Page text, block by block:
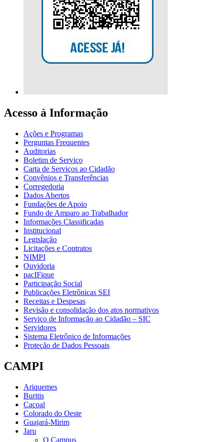
Acesso à Informação
Ações e Programas
Perguntas Frequentes
Auditorias
Boletim de Serviço
Carta de Serviços ao Cidadão
Convênios e Transferências
Corregedoria
Dados Abertos
Fundações de Apoio
Fundo de Amparo ao Trabalhador
Informações Classificadas
Institucional
Legislação
Licitações e Contratos
NIMPI
Ouvidoria
pacIFique
Participação Social
Publicações Eletrônicas SEI
Receitas e Despesas
Revisão e consolidação dos atos normativos
Serviço de Informação ao Cidadão – SIC
Servidores
Sistema Eletrônico de Informações
Proteção de Dados Pessoais
CAMPI
Ariquemes
Buritis
Cacoal
Colorado do Oeste
Guajará-Mirim
Jaru
O Campus